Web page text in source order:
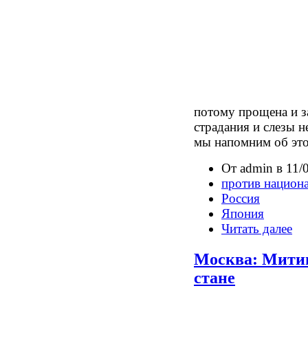
потому прощена и
страдания и слезы
мы напомним об
От admin в 11/
против
Россия
Япония
Читать далее
Москва:
стане